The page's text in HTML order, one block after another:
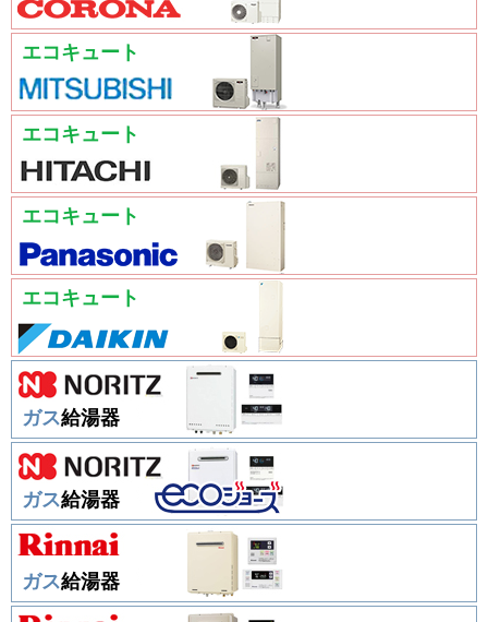
エコキュート
エコキュート
エコキュート
エコキュート
ガス給湯器
ガス給湯器
ガス給湯器